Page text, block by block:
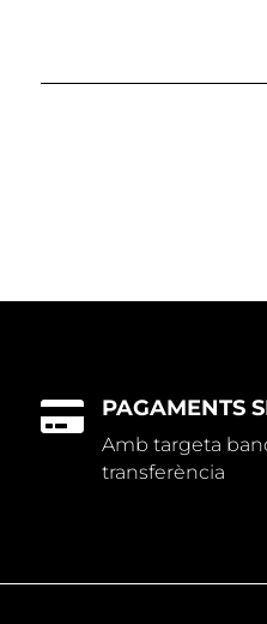
 PAGAMENTS
Amb targeta
transferència